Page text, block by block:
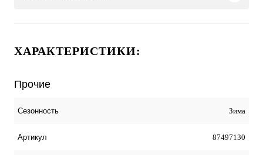
ХАРАКТЕРИСТИКИ:
Прочие
Сезонность Зима
Артикул 87497130